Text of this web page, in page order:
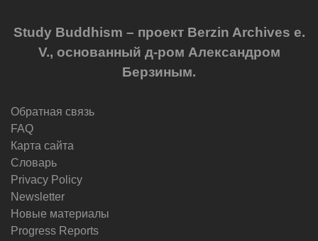
Study Buddhism – проект Berzin Archives e.
V., основанный д-ром Александром
Берзиным.
Обратная связь
FAQ
Карта сайта
Словарь
Privacy Policy
Newsletter
Новые материалы
Progress Reports